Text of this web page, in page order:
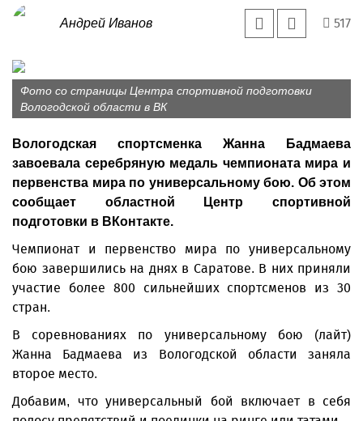
Андрей Иванов 517
Фото со страницы Центра спортивной подготовки
Вологодской области в ВК
Вологодская спортсменка Жанна Бадмаева
завоевала серебряную медаль чемпионата мира и
первенства мира по универсальному бою. Об этом
сообщает областной Центр спортивной
подготовки в ВКонтакте.
Чемпионат и первенство мира по универсальному
бою завершились на днях в Саратове. В них приняли
участие более 800 сильнейших спортсменов из 30
стран.
В соревнованиях по универсальному бою (лайт)
Жанна Бадмаева из Вологодской области заняла
второе место.
Добавим, что универсальный бой включает в себя